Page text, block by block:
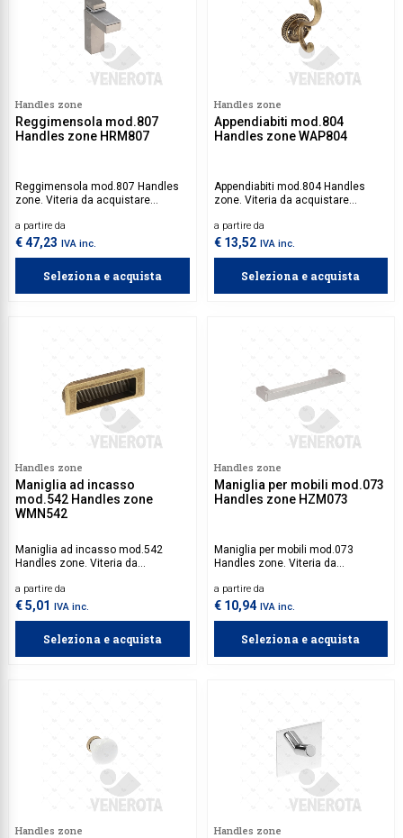
Handles zone
Reggimensola mod.807
Handles zone HRM807
Reggimensola mod.807 Handles
zone. Viteria da acquistare
a partire da
€ 47,23 IVA inc.
Seleziona e acquista
Handles zone
Appendiabiti mod.804
Handles zone WAP804
Appendiabiti mod.804 Handles
zone. Viteria da acquistare
a partire da
€ 13,52 IVA inc.
Seleziona e acquista
Handles zone
Maniglia ad incasso
mod.542 Handles zone
WMN542
Maniglia ad incasso mod.542
Handles zone. Viteria da
a partire da
€ 5,01 IVA inc.
Seleziona e acquista
Handles zone
Maniglia per mobili mod.073
Handles zone HZM073
Maniglia per mobili mod.073
Handles zone. Viteria da
a partire da
€ 10,94 IVA inc.
Seleziona e acquista
Handles zone Handles zone